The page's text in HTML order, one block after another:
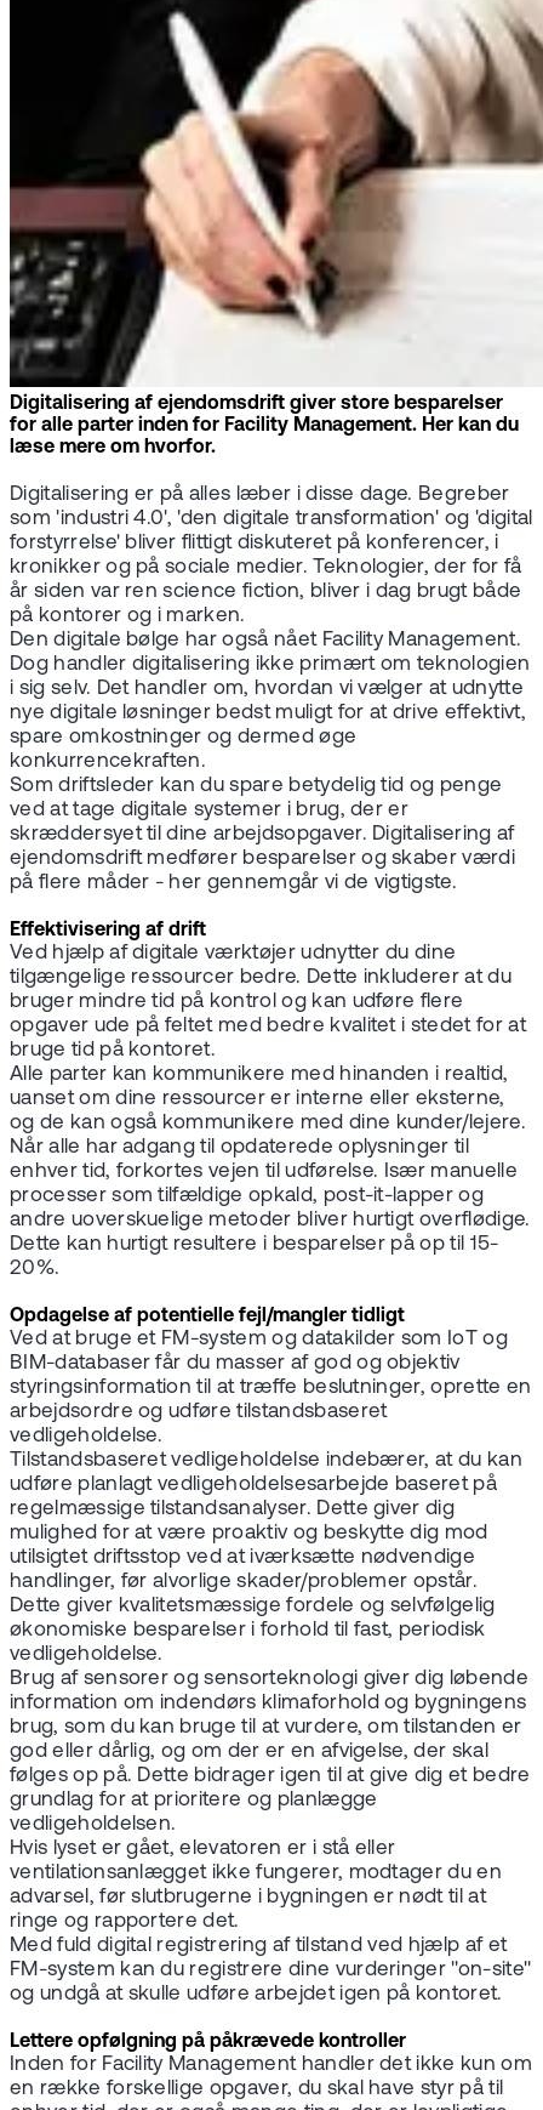
Digitalisering af ejendomsdrift giver store besparelser
for alle parter inden for Facility Management. Her kan du
læse mere om hvorfor.
Digitalisering er på alles læber i disse dage. Begreber
som 'industri 4.0', 'den digitale transformation' og 'digital
forstyrrelse' bliver flittigt diskuteret på konferencer, i
kronikker og på sociale medier. Teknologier, der for få
år siden var ren science fiction, bliver i dag brugt både
på kontorer og i marken.
Den digitale bølge har også nået Facility Management.
Dog handler digitalisering ikke primært om teknologien
i sig selv. Det handler om, hvordan vi vælger at udnytte
nye digitale løsninger bedst muligt for at drive effektivt,
spare omkostninger og dermed øge
konkurrencekraften.
Som driftsleder kan du spare betydelig tid og penge
ved at tage digitale systemer i brug, der er
skræddersyet til dine arbejdsopgaver. Digitalisering af
ejendomsdrift medfører besparelser og skaber værdi
på flere måder - her gennemgår vi de vigtigste.
Effektivisering af drift
Ved hjælp af digitale værktøjer udnytter du dine
tilgængelige ressourcer bedre. Dette inkluderer at du
bruger mindre tid på kontrol og kan udføre flere
opgaver ude på feltet med bedre kvalitet i stedet for at
bruge tid på kontoret.
Alle parter kan kommunikere med hinanden i realtid,
uanset om dine ressourcer er interne eller eksterne,
og de kan også kommunikere med dine kunder/lejere.
Når alle har adgang til opdaterede oplysninger til
enhver tid, forkortes vejen til udførelse. Især manuelle
processer som tilfældige opkald, post-it-lapper og
andre uoverskuelige metoder bliver hurtigt overflødige.
Dette kan hurtigt resultere i besparelser på op til 15-
20%.
Opdagelse af potentielle fejl/mangler tidligt
Ved at bruge et FM-system og datakilder som IoT og
BIM-databaser får du masser af god og objektiv
styringsinformation til at træffe beslutninger, oprette en
arbejdsordre og udføre tilstandsbaseret
vedligeholdelse.
Tilstandsbaseret vedligeholdelse indebærer, at du kan
udføre planlagt vedligeholdelsesarbejde baseret på
regelmæssige tilstandsanalyser. Dette giver dig
mulighed for at være proaktiv og beskytte dig mod
utilsigtet driftsstop ved at iværksætte nødvendige
handlinger, før alvorlige skader/problemer opstår.
Dette giver kvalitetsmæssige fordele og selvfølgelig
økonomiske besparelser i forhold til fast, periodisk
vedligeholdelse.
Brug af sensorer og sensorteknologi giver dig løbende
information om indendørs klimaforhold og bygningens
brug, som du kan bruge til at vurdere, om tilstanden er
god eller dårlig, og om der er en afvigelse, der skal
følges op på. Dette bidrager igen til at give dig et bedre
grundlag for at prioritere og planlægge
vedligeholdelsen.
Hvis lyset er gået, elevatoren er i stå eller
ventilationsanlægget ikke fungerer, modtager du en
advarsel, før slutbrugerne i bygningen er nødt til at
ringe og rapportere det.
Med fuld digital registrering af tilstand ved hjælp af et
FM-system kan du registrere dine vurderinger "on-site"
og undgå at skulle udføre arbejdet igen på kontoret.
Lettere opfølgning på påkrævede kontroller
Inden for Facility Management handler det ikke kun om
en række forskellige opgaver, du skal have styr på til